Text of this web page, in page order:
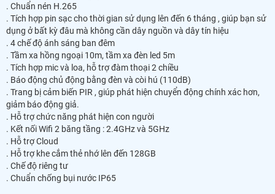
. Chuẩn nén H.265
. Tích hợp pin sạc cho thời gian sử dụng lên đến 6 tháng , giúp bạn sử
dụng ở bất kỳ đâu mà không cần dây nguồn và dây tín hiệu
. 4 chế độ ánh sáng ban đêm
. Tầm xa hồng ngoại 10m, tầm xa đèn led 5m
. Tích hợp mic và loa, hỗ trợ đàm thoại 2 chiều
. Báo động chủ động bằng đèn và còi hú (110dB)
. Trang bị cảm biến PIR , giúp phát hiện chuyển động chính xác hơn,
giảm báo động giả.
. Hỗ trợ chức năng phát hiện con người
. Kết nối Wifi 2 băng tầng : 2.4GHz và 5GHz
. Hỗ trợ Cloud
. Hỗ trợ khe cắm thẻ nhớ lên đến 128GB
. Chế độ riêng tư
. Chuẩn chống bụi nước IP65